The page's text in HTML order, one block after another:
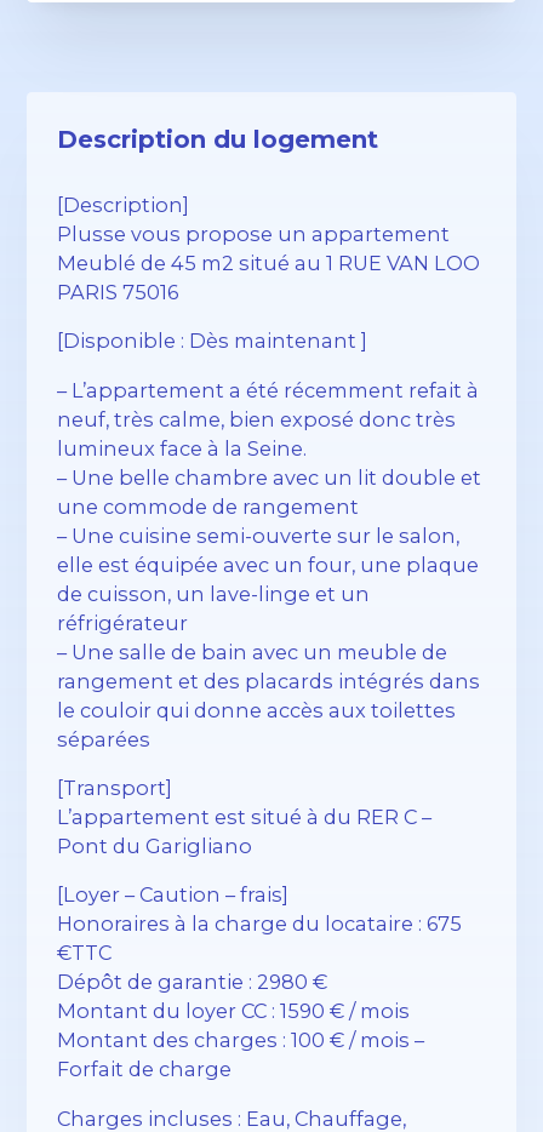
Description du logement
[Description]
Plusse vous propose un appartement
Meublé de 45 m2 situé au 1 RUE VAN LOO
PARIS 75016
[Disponible : Dès maintenant ]
– L’appartement a été récemment refait à
neuf, très calme, bien exposé donc très
lumineux face à la Seine.
– Une belle chambre avec un lit double et
une commode de rangement
– Une cuisine semi-ouverte sur le salon,
elle est équipée avec un four, une plaque
de cuisson, un lave-linge et un
réfrigérateur
– Une salle de bain avec un meuble de
rangement et des placards intégrés dans
le couloir qui donne accès aux toilettes
séparées
[Transport]
L’appartement est situé à du RER C –
Pont du Garigliano
[Loyer – Caution – frais]
Honoraires à la charge du locataire : 675
€TTC
Dépôt de garantie : 2980 €
Montant du loyer CC : 1590 € / mois
Montant des charges : 100 € / mois –
Forfait de charge
Charges incluses : Eau, Chauffage,